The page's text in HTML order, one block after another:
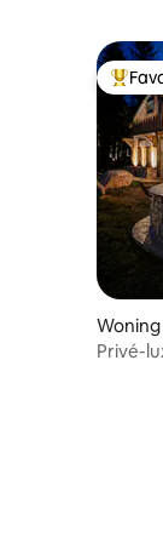
Privé-